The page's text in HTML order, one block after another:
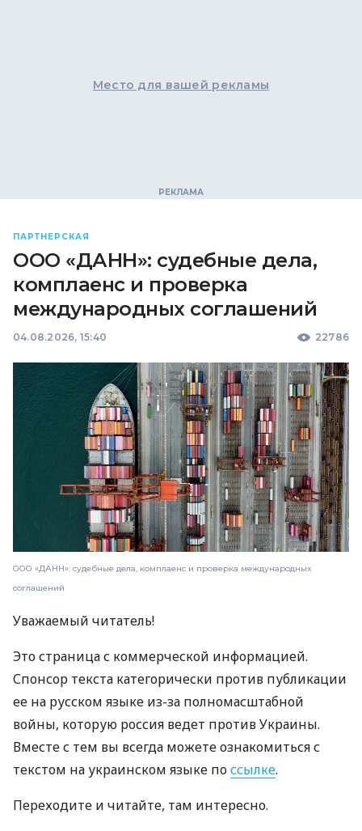
Место для вашей рекламы
ПАРТНЕРСКАЯ
ООО «ДАНН»: судебные дела,
комплаенс и проверка
международных соглашений
04.08.2026, 15:40 22786
ООО «ДАНН»: судебные дела, комплаенс и проверка международных
соглашений
Уважаемый читатель!
Это страница с коммерческой информацией.
Спонсор текста категорически против публикации
ее на русском языке из-за полномасштабной
войны, которую россия ведет против Украины.
Вместе с тем вы всегда можете ознакомиться с
текстом на украинском языке поссылке.
Переходите и читайте, там интересно.